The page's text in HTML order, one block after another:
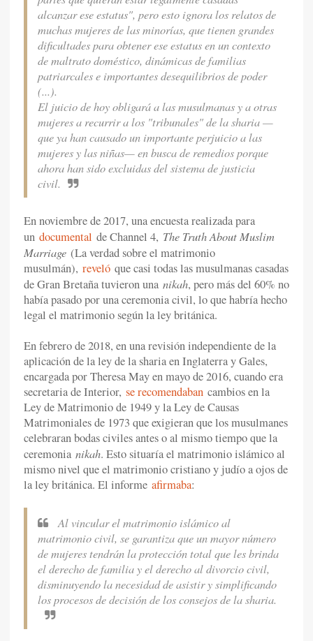
alcanzar ese estatus", pero esto ignora los relatos de
muchas mujeres de las minorías, que tienen grandes
dificultades para obtener ese estatus en un contexto
de maltrato doméstico, dinámicas de familias
patriarcales e importantes desequilibrios de poder
(...).
El juicio de hoy obligará a las musulmanas y a otras
mujeres a recurrir a los "tribunales" de la sharia —
que ya han causado un importante perjuicio a las
mujeres y las niñas— en busca de remedios porque
ahora han sido excluidas del sistema de justicia
civil.
En noviembre de 2017, una encuesta realizada para
un documental de Channel 4, The Truth About Muslim
Marriage (La verdad sobre el matrimonio
musulmán), reveló que casi todas las musulmanas casadas
de Gran Bretaña tuvieron una nikah, pero más del 60% no
había pasado por una ceremonia civil, lo que habría hecho
legal el matrimonio según la ley británica.
En febrero de 2018, en una revisión independiente de la
aplicación de la ley de la sharia en Inglaterra y Gales,
encargada por Theresa May en mayo de 2016, cuando era
secretaria de Interior, se recomendaban cambios en la
Ley de Matrimonio de 1949 y la Ley de Causas
Matrimoniales de 1973 que exigieran que los musulmanes
celebraran bodas civiles antes o al mismo tiempo que la
ceremonia nikah. Esto situaría el matrimonio islámico al
mismo nivel que el matrimonio cristiano y judío a ojos de
la ley británica. El informe afirmaba:
Al vincular el matrimonio islámico al
matrimonio civil, se garantiza que un mayor número
de mujeres tendrán la protección total que les brinda
el derecho de familia y el derecho al divorcio civil,
disminuyendo la necesidad de asistir y simplificando
los procesos de decisión de los consejos de la sharia.